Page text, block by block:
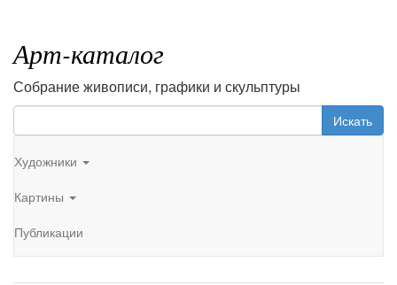
Арт-каталог
Собрание живописи, графики и скульптуры
Искать
Художники
Картины
Публикации